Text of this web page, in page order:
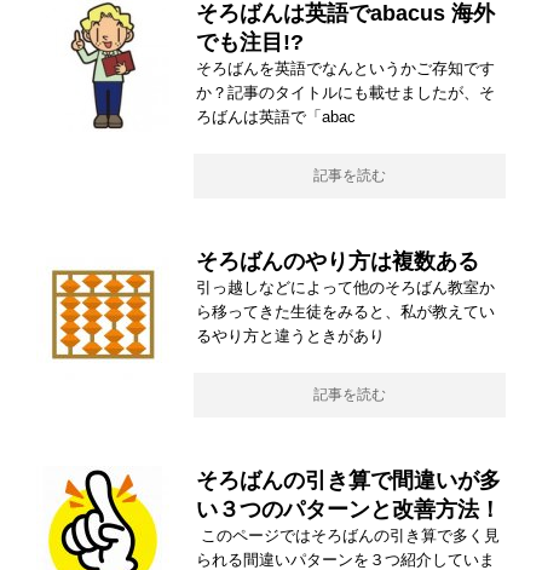
そろばんは英語でabacus 海外
でも注目!?
そろばんを英語でなんというかご存知です
か？記事のタイトルにも載せましたが、そ
ろばんは英語で「abac
記事を読む
そろばんのやり方は複数ある
引っ越しなどによって他のそろばん教室か
ら移ってきた生徒をみると、私が教えてい
るやり方と違うときがあり
記事を読む
そろばんの引き算で間違いが多
い３つのパターンと改善方法！
このページではそろばんの引き算で多く見
られる間違いパターンを３つ紹介していま